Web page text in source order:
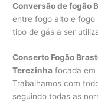
Conversão de fogão
entre fogo alto e fogo
tipo de gás a ser
Conserto Fogão
Terezinha focada em
Trabalhamos com
seguindo todas as